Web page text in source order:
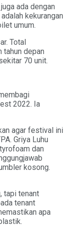
ada dengan
kekurangan
umum.
Total
tahun depan
70 unit.
2022. Ia
agar festival ini
Griya Luhu
dan
kosong.
tapi tenant
tenant
apa